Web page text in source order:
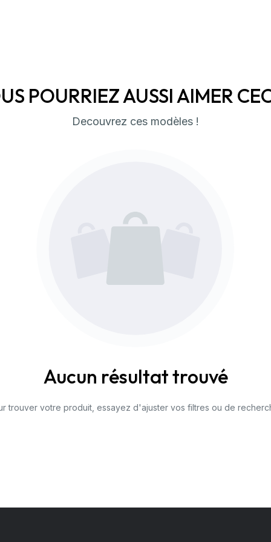
POURRIEZ AUSSI AIMER
Decouvrez ces modèles !
Aucun résultat trouvé
trouver votre produit, essayez d'ajuster vos filtres ou de